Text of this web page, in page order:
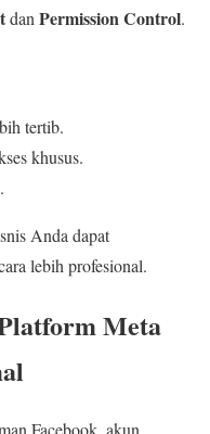
dan Permission Control.
tertib.
khusus.
Anda dapat
lebih profesional.
Meta